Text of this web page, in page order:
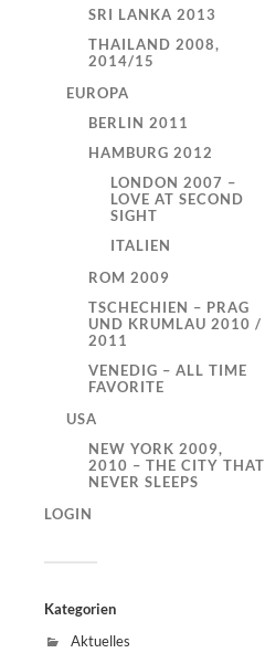
SRI LANKA 2013
THAILAND 2008,
2014/15
EUROPA
BERLIN 2011
HAMBURG 2012
LONDON 2007 –
LOVE AT SECOND
SIGHT
ITALIEN
ROM 2009
TSCHECHIEN – PRAG
UND KRUMLAU 2010 /
2011
VENEDIG – ALL TIME
FAVORITE
USA
NEW YORK 2009,
2010 – THE CITY THAT
NEVER SLEEPS
LOGIN
Kategorien
Aktuelles